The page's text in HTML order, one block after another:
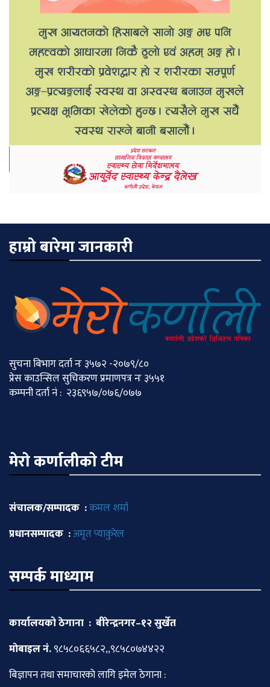
हाम्रो बारेमा जानकारी
सुचना बिभाग दर्ता नः ३५७२ -२०७९/८०
प्रेस काउन्सिल सुचिकरण प्रमाणपत्र नः ३५५१
कम्पनी दर्ता नं : २३६९५७/०७६/०७७
मेराे कर्णालीकाे टीम
संचालक/सम्पादक :कमल शर्मा
प्रधानसम्पादक :अमृत प्याकुरेल
सम्पर्क माध्याम
कार्यालयको ठेगाना : बीरेन्द्रनगर–१२ सुर्खेत
माेबाइल नं.९८५८०६६५८२,,९८५८०७४४२२
बिज्ञापन तथा समाचारकाे लागि इमेल ठेगाना :